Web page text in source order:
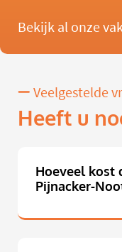
Bekijk al onze
Veelgestelde
Heeft u
Hoeveel kost
Pijnacker-